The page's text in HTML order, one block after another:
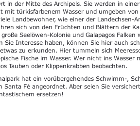
in der Mitte des Archipels. Sie werden in
mit türkisfarbenem Wasser und umgeben
Landbewohner, wie einer der Landechsen-
sich von den Früchten und Blättern der
Seelöwen-Kolonie und Galapagos
Sie Interesse haben, können Sie hier auch
zu erkunden. Hier tummeln sich
Fische im Wasser. Wer nicht ins Wasser
Tauben oder Klippenkrabben beobachten.
hat ein vorübergehendes Schwimm-,
Santa Fé angeordnet. Aber seien Sie
ersetzen!